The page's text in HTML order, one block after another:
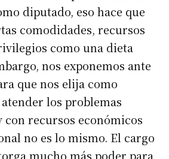
diputado, eso hace que
comodidades, recursos
como una dieta
nos exponemos ante
que nos elija como
los problemas
con recursos económicos
no es lo mismo. El cargo
mucho más poder para